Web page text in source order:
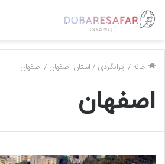
خانه /ایرانگردی /استان اصفهان /اصفهان
اصفهان